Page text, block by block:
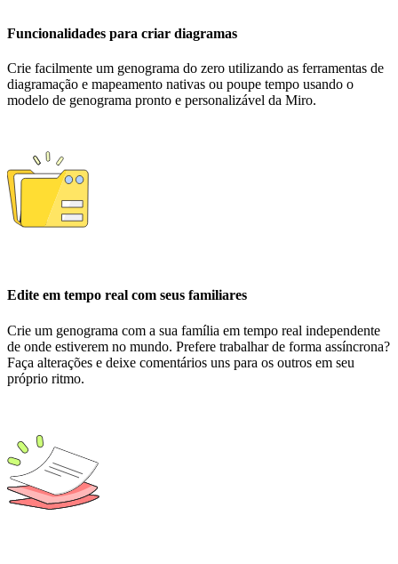
Funcionalidades para criar diagramas
Crie facilmente um genograma do zero utilizando as ferramentas de
diagramação e mapeamento nativas ou poupe tempo usando o
modelo de genograma pronto e personalizável da Miro.
Edite em tempo real com seus familiares
Crie um genograma com a sua família em tempo real independente
de onde estiverem no mundo. Prefere trabalhar de forma assíncrona?
Faça alterações e deixe comentários uns para os outros em seu
próprio ritmo.